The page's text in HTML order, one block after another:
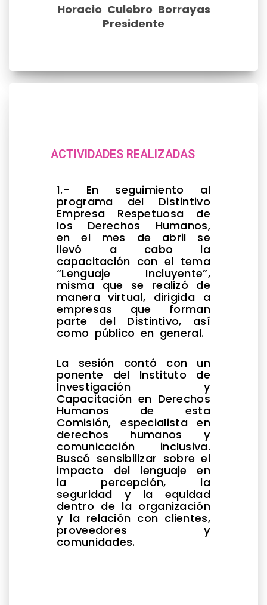
Horacio Culebro Borrayas
Presidente
ACTIVIDADES REALIZADAS
1.- En seguimiento al
programa del Distintivo
Empresa Respetuosa de
los Derechos Humanos,
en el mes de abril se
llevó a cabo la
capacitación con el tema
“Lenguaje Incluyente”,
misma que se realizó de
manera virtual, dirigida a
empresas que forman
parte del Distintivo, así
como público en general.
La sesión contó con un
ponente del Instituto de
Investigación y
Capacitación en Derechos
Humanos de esta
Comisión, especialista en
derechos humanos y
comunicación inclusiva.
Buscó sensibilizar sobre el
impacto del lenguaje en
la percepción, la
seguridad y la equidad
dentro de la organización
y la relación con clientes,
proveedores y
comunidades.